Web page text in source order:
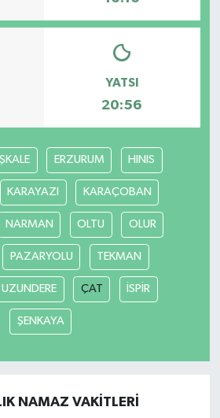
YATSI
20:56
ERZURUM HINIS
KARAYAZI KARAÇOBAN
NARMAN OLTU OLUR
PAZARYOLU TEKMAN
UZUNDERE ÇAT İSPİR
ŞENKAYA
NAMAZ VAKITLERI